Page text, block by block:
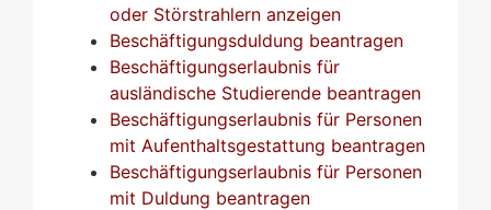
oder Störstrahlern anzeigen
Beschäftigungsduldung beantragen
Beschäftigungserlaubnis für
ausländische Studierende beantragen
Beschäftigungserlaubnis für Personen
mit Aufenthaltsgestattung beantragen
Beschäftigungserlaubnis für Personen
mit Duldung beantragen